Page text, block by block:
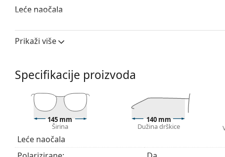
Leće naočala
izobličuju boje.
Naočale imaju
nijansa u donjem dijelu osigurava dovoljnu
prostoru i idealna je, na primjer, za vozače, kojima
istovremeno smanjuje zasljepljivanje odozgo.
Leće ovih sunčanih naočala izrađene su od
i otpornost na pucanje.
Zahvaljujući jedinstvenoj tehnologijipolariziranih
neželjeni odsjaj i optimalno štite vid od UV
i jednostavno izoštravanje.Polarizirane naočale
Prikaži više
Specifikacije proizvoda
145 mm
Širina
140 mm
Dužina drškice
Leće naočala